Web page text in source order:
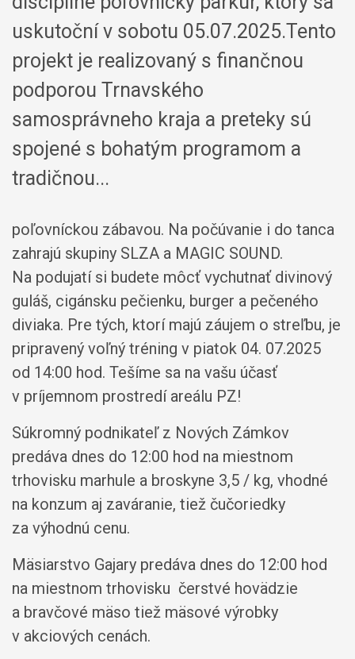
uskutoční v sobotu 05.07.2025.Tento
projekt je realizovaný s finančnou
podporou Trnavského
samosprávneho kraja a preteky sú
spojené s bohatým programom a
tradičnou...
poľovníckou zábavou. Na počúvanie i do tanca
zahrajú skupiny SLZA a MAGIC SOUND.
Na podujatí si budete môcť vychutnať divinový
guláš, cigánsku pečienku, burger a pečeného
diviaka. Pre tých, ktorí majú záujem o streľbu, je
pripravený voľný tréning v piatok 04. 07.2025
od 14:00 hod. Tešíme sa na vašu účasť
v príjemnom prostredí areálu PZ!
Súkromný podnikateľ z Nových Zámkov
predáva dnes do 12:00 hod na miestnom
trhovisku marhule a broskyne 3,5 / kg, vhodné
na konzum aj zaváranie, tiež čučoriedky
za výhodnú cenu.
Mäsiarstvo Gajary predáva dnes do 12:00 hod
na miestnom trhovisku čerstvé hovädzie
a bravčové mäso tiež mäsové výrobky
v akciových cenách.